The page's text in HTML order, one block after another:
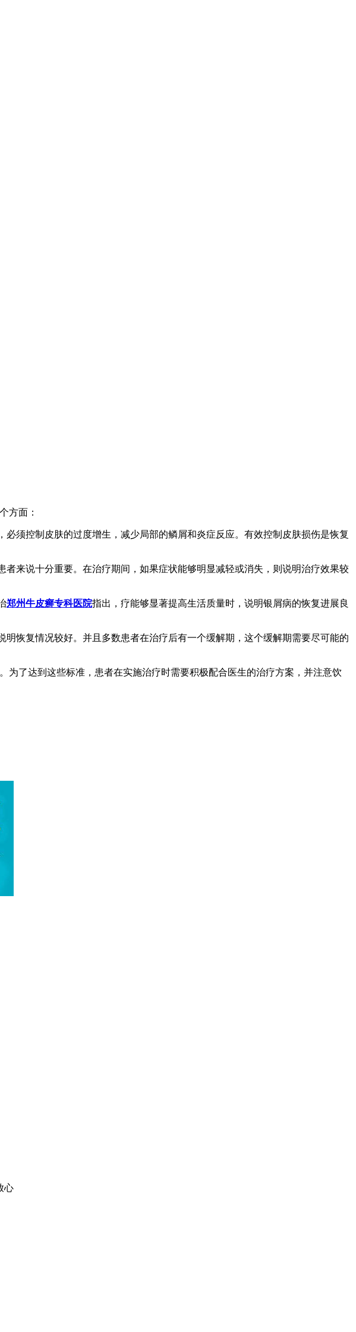
方面：
须控制皮肤的过度增生，减少局部的鳞屑和炎症反应。有效控制皮肤损伤是恢复
来说十分重要。在治疗期间，如果症状能够明显减轻或消失，则说明治疗效果较
郑州牛皮癣专科医院指出，疗能够显著提高生活质量时，说明银屑病的恢复进展良
恢复情况较好。并且多数患者在治疗后有一个缓解期，这个缓解期需要尽可能的
了达到这些标准，患者在实施治疗时需要积极配合医生的治疗方案，并注意饮
心